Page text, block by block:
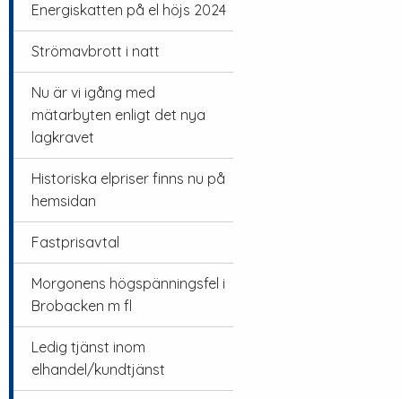
Energiskatten på el höjs 2024
Strömavbrott i natt
Nu är vi igång med
mätarbyten enligt det nya
lagkravet
Historiska elpriser finns nu på
hemsidan
Fastprisavtal
Morgonens högspänningsfel i
Brobacken m fl
Ledig tjänst inom
elhandel/kundtjänst